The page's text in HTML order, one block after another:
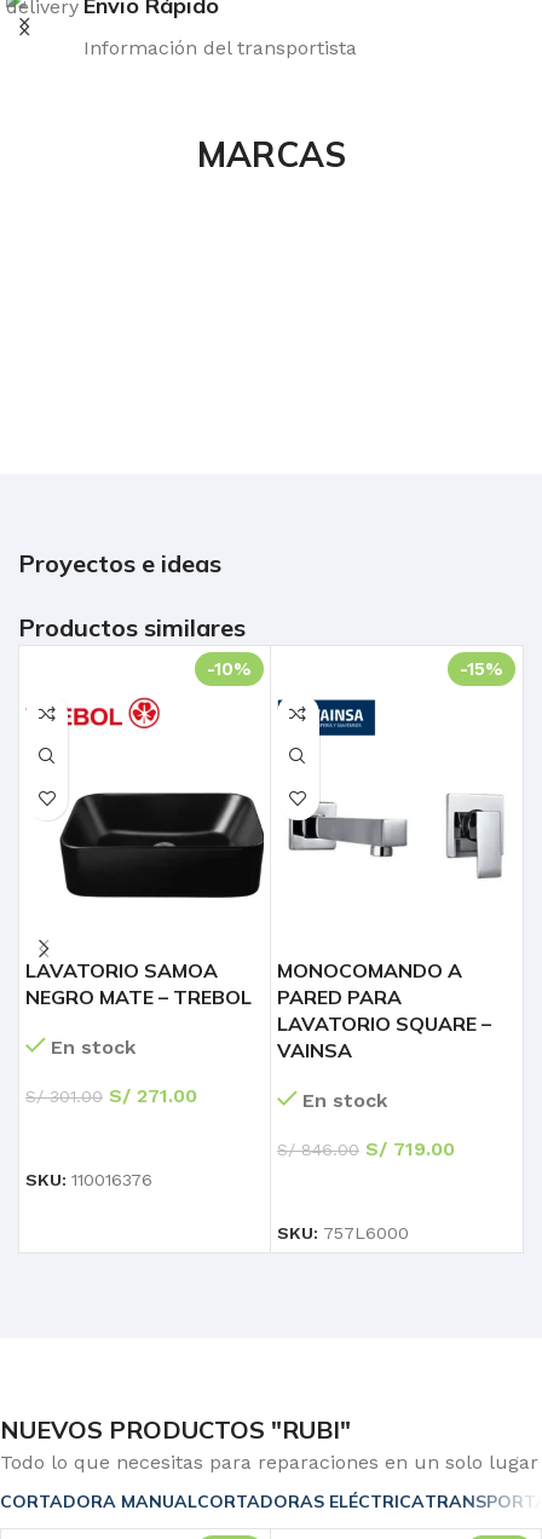
Información del transportista
MARCAS
Proyectos e ideas
Productos similares
-10%
LAVATORIO SAMOA
NEGRO MATE – TREBOL
En stock
S/301.00 S/ 271.00
SKU: 110016376
-15%
MONOCOMANDO A
PARED PARA
LAVATORIO SQUARE –
VAINSA
En stock
S/846.00 S/719.00
SKU: 757L6000
NUEVOS PRODUCTOS "RUBI"
Todo lo que necesitas para reparaciones en un solo lugar
CORTADORA MANUALCORTADORAS ELÉCTRICA